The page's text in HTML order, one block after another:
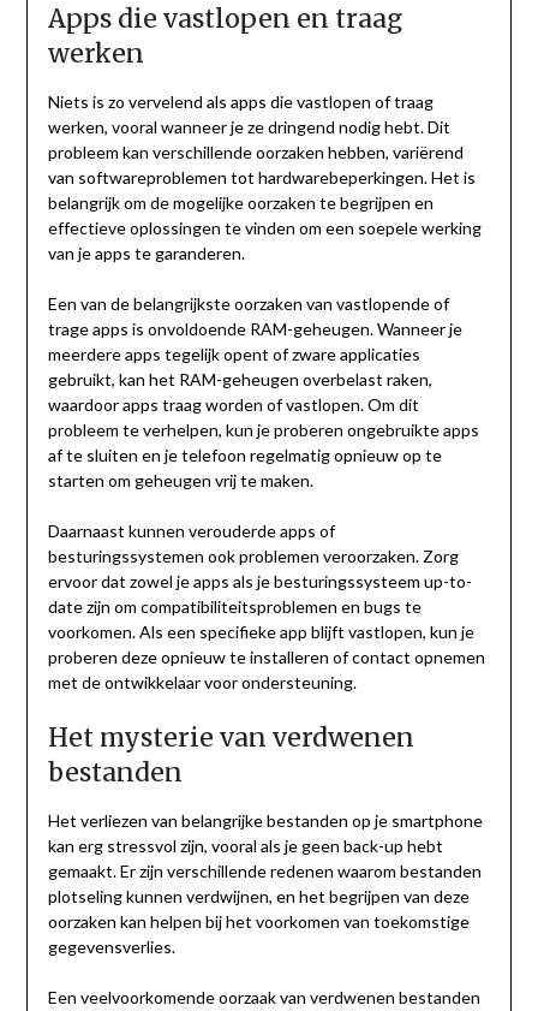
Apps die vastlopen en traag
werken
Niets is zo vervelend als apps die vastlopen of traag
werken, vooral wanneer je ze dringend nodig hebt. Dit
probleem kan verschillende oorzaken hebben, variërend
van softwareproblemen tot hardwarebeperkingen. Het is
belangrijk om de mogelijke oorzaken te begrijpen en
effectieve oplossingen te vinden om een soepele werking
van je apps te garanderen.
Een van de belangrijkste oorzaken van vastlopende of
trage apps is onvoldoende RAM-geheugen. Wanneer je
meerdere apps tegelijk opent of zware applicaties
gebruikt, kan het RAM-geheugen overbelast raken,
waardoor apps traag worden of vastlopen. Om dit
probleem te verhelpen, kun je proberen ongebruikte apps
af te sluiten en je telefoon regelmatig opnieuw op te
starten om geheugen vrij te maken.
Daarnaast kunnen verouderde apps of
besturingssystemen ook problemen veroorzaken. Zorg
ervoor dat zowel je apps als je besturingssysteem up-to-
date zijn om compatibiliteitsproblemen en bugs te
voorkomen. Als een specifieke app blijft vastlopen, kun je
proberen deze opnieuw te installeren of contact opnemen
met de ontwikkelaar voor ondersteuning.
Het mysterie van verdwenen
bestanden
Het verliezen van belangrijke bestanden op je smartphone
kan erg stressvol zijn, vooral als je geen back-up hebt
gemaakt. Er zijn verschillende redenen waarom bestanden
plotseling kunnen verdwijnen, en het begrijpen van deze
oorzaken kan helpen bij het voorkomen van toekomstige
gegevensverlies.
Een veelvoorkomende oorzaak van verdwenen bestanden